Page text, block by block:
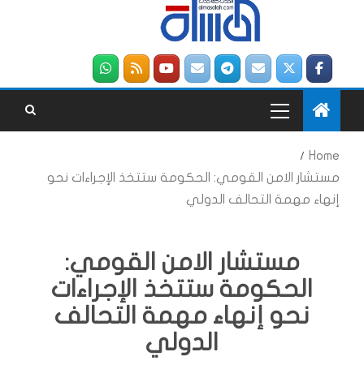
Home
مستشار الامن القومي: الحكومة ستتخذ الإجراءات نحو
إنهاء مهمة التحالف الدولي
مستشار الامن القومي:
الحكومة ستتخذ الإجراءات
نحو إنهاء مهمة التحالف
الدولي